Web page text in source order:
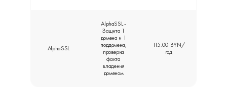
AlphaSSL
AlphaSSL -
Защита 1
домена и 1
поддомена,
проверка
факта
владения
доменом
115.00 BYN/
год